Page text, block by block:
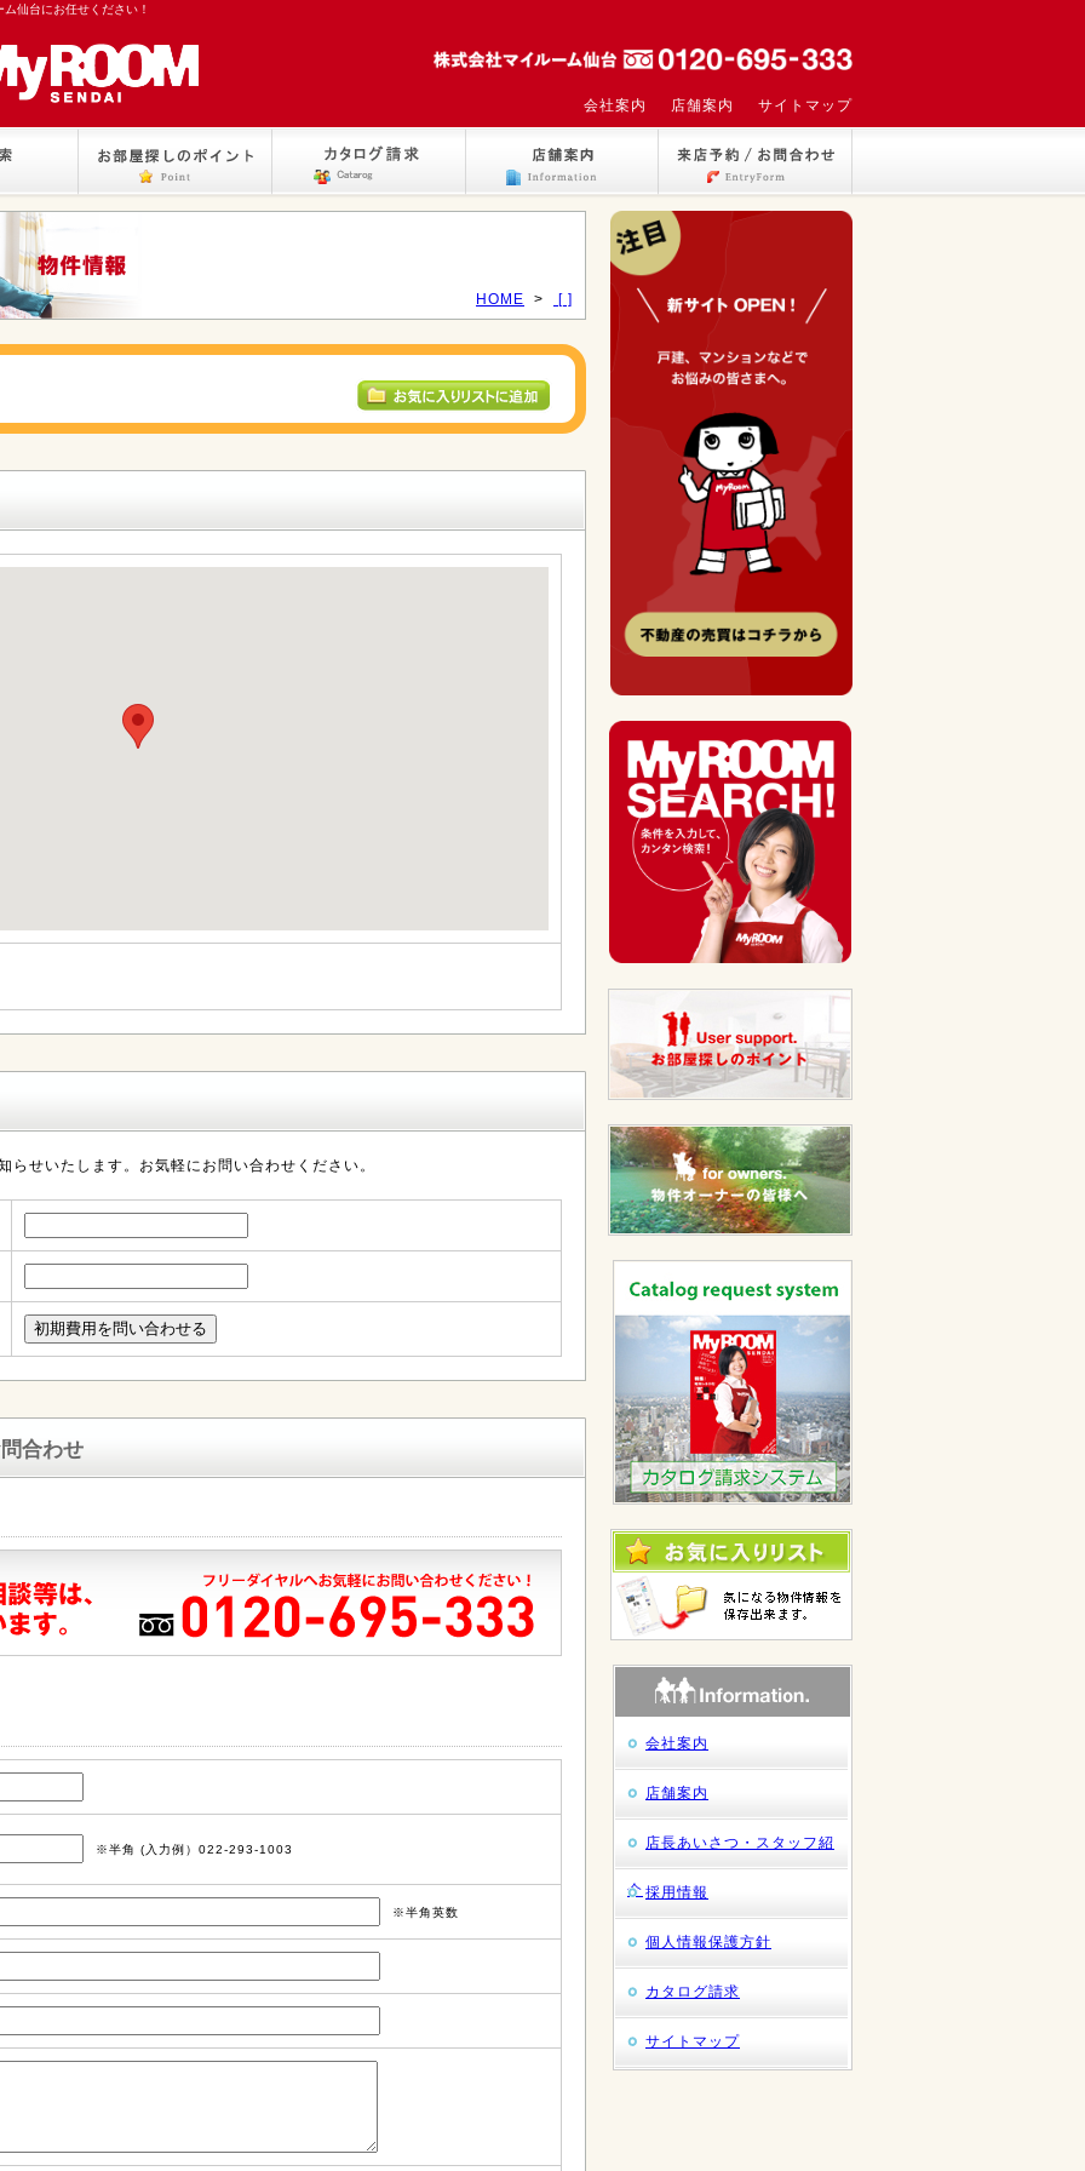
仙台にお任せください！
会社案内 店舗案内 サイトマップ
HOME > [ ]
せいたします。お気軽にお問い合わせください。
合わせ
※半角 (入力例）022-293-1003
※半角英数
会社案内
店舗案内
店長あいさつ・スタッフ紹
介 採用情報
個人情報保護方針
カタログ請求
サイトマップ